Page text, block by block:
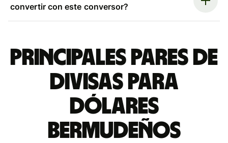
convertir con este conversor?
Principales pares de
divisas para
dólares
bermudeños